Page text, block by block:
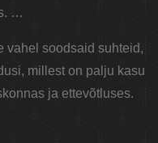
…
vahel soodsaid suhteid,
millest on palju kasu
ja ettevõtluses.